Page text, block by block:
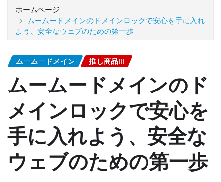
ホームページ
ムームードメインのドメインロックで安心を手に入れ
よう、安全なウェブのための第一歩
ムームードメイン 推し商品III
ムームードメインのド
メインロックで安心を
手に入れよう、安全な
ウェブのための第一歩